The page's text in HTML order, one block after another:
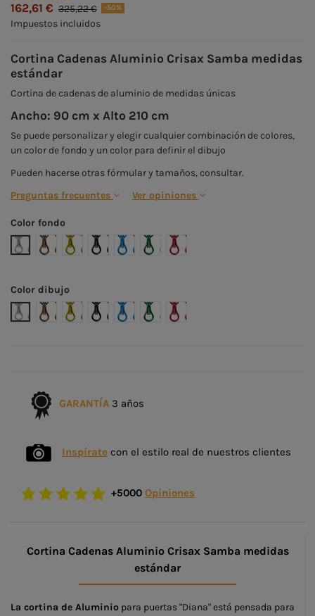
162,61 € 325,22 € -50%
Impuestos incluidos
Cortina Cadenas Aluminio Crisax Samba medidas
estándar
Cortina de cadenas de aluminio de medidas únicas
Ancho: 90 cm x Alto 210 cm
Se puede personalizar y elegir cualquier combinación de colores,
un color de fondo y un color para definir el dibujo
Pueden hacerse otras fórmular y tamaños, consultar.
Preguntas frecuentes
Ver opiniones
Color fondo
Plata BronceOro NegroAzul VerdeRojo
Color dibujo
Plata BronceOro NegroAzul VerdeRojo
GARANTÍA 3 años
Inspírate con el estilo real de nuestros clientes
+5000 Opiniones
Cortina Cadenas Aluminio Crisax Samba medidas
estándar
La cortina de Aluminio para puertas "Diana" está pensada para